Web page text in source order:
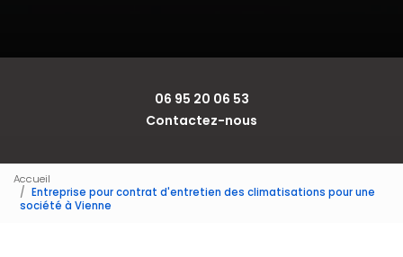
06 95 20 06 53
Contactez-nous
Accueil
Entreprise pour contrat d'entretien des climatisations pour une
société à Vienne